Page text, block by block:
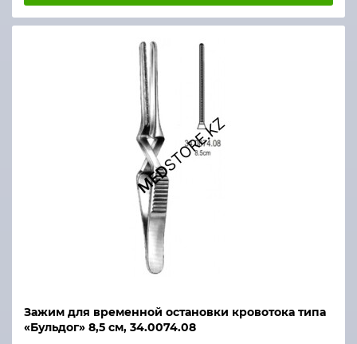
Зажим для временной остановки кровотока типа
«Бульдог» 8,5 см, 34.0074.08